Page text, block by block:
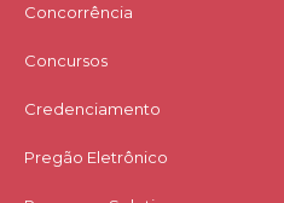
Concorrência
Concursos
Credenciamento
Pregão Eletrônico